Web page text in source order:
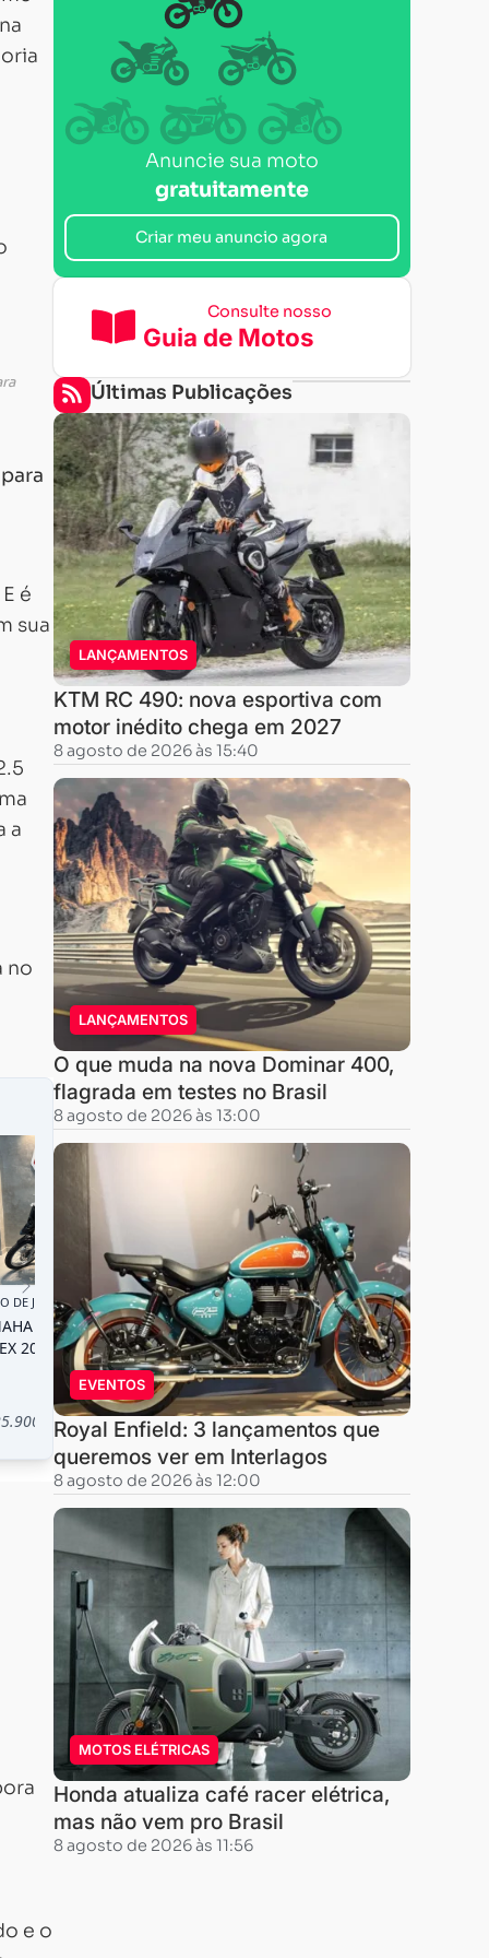
é
sua
a
no
e o
Anuncie sua moto
gratuitamente
Criar meu anuncio agora
Consulte nosso
Guia de Motos
Últimas Publicações
LANÇAMENTOS
KTM RC 490: nova esportiva com
motor inédito chega em 2027
8 agosto de 2026 às 15:40
LANÇAMENTOS
O que muda na nova Dominar 400,
flagrada em testes no Brasil
8 agosto de 2026 às 13:00
EVENTOS
Royal Enfield: 3 lançamentos que
queremos ver em Interlagos
8 agosto de 2026 às 12:00
MOTOS ELÉTRICAS
Honda atualiza café racer elétrica,
mas não vem pro Brasil
8 agosto de 2026 às 11:56